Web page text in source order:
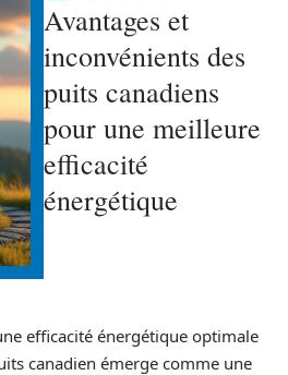
Avantages et
inconvénients des
puits canadiens
pour une meilleure
efficacité
énergétique
efficacité énergétique optimale
canadien émerge comme une